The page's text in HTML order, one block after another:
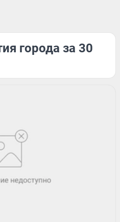
города за 30